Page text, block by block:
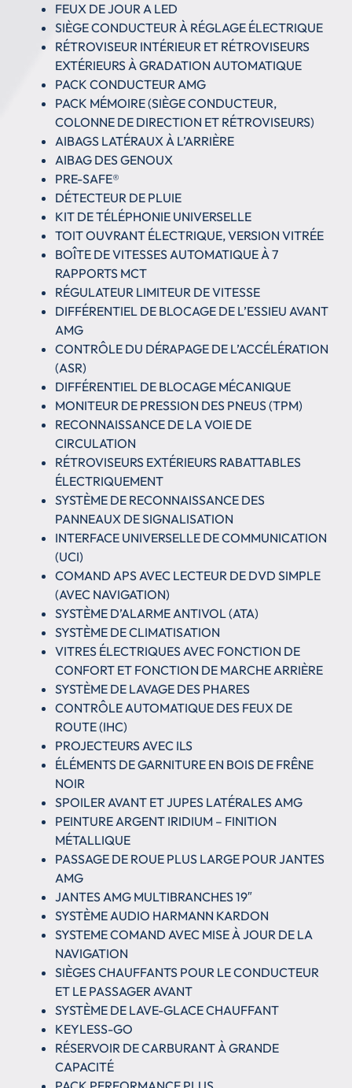
FEUX DE JOUR A LED
SIÈGE CONDUCTEUR À RÉGLAGE ÉLECTRIQUE
RÉTROVISEUR INTÉRIEUR ET RÉTROVISEURS
EXTÉRIEURS À GRADATION AUTOMATIQUE
PACK CONDUCTEUR AMG
PACK MÉMOIRE (SIÈGE CONDUCTEUR,
COLONNE DE DIRECTION ET RÉTROVISEURS)
AIBAGS LATÉRAUX À L’ARRIÈRE
AIBAG DES GENOUX
PRE-SAFE®
DÉTECTEUR DE PLUIE
KIT DE TÉLÉPHONIE UNIVERSELLE
TOIT OUVRANT ÉLECTRIQUE, VERSION VITRÉE
BOÎTE DE VITESSES AUTOMATIQUE À 7
RAPPORTS MCT
RÉGULATEUR LIMITEUR DE VITESSE
DIFFÉRENTIEL DE BLOCAGE DE L’ESSIEU AVANT
AMG
CONTRÔLE DU DÉRAPAGE DE L’ACCÉLÉRATION
(ASR)
DIFFÉRENTIEL DE BLOCAGE MÉCANIQUE
MONITEUR DE PRESSION DES PNEUS (TPM)
RECONNAISSANCE DE LA VOIE DE
CIRCULATION
RÉTROVISEURS EXTÉRIEURS RABATTABLES
ÉLECTRIQUEMENT
SYSTÈME DE RECONNAISSANCE DES
PANNEAUX DE SIGNALISATION
INTERFACE UNIVERSELLE DE COMMUNICATION
(UCI)
COMAND APS AVEC LECTEUR DE DVD SIMPLE
(AVEC NAVIGATION)
SYSTÈME D’ALARME ANTIVOL (ATA)
SYSTÈME DE CLIMATISATION
VITRES ÉLECTRIQUES AVEC FONCTION DE
CONFORT ET FONCTION DE MARCHE ARRIÈRE
SYSTÈME DE LAVAGE DES PHARES
CONTRÔLE AUTOMATIQUE DES FEUX DE
ROUTE (IHC)
PROJECTEURS AVEC ILS
ÉLÉMENTS DE GARNITURE EN BOIS DE FRÊNE
NOIR
SPOILER AVANT ET JUPES LATÉRALES AMG
PEINTURE ARGENT IRIDIUM – FINITION
MÉTALLIQUE
PASSAGE DE ROUE PLUS LARGE POUR JANTES
AMG
JANTES AMG MULTIBRANCHES 19″
SYSTÈME AUDIO HARMANN KARDON
SYSTEME COMAND AVEC MISE À JOUR DE LA
NAVIGATION
SIÈGES CHAUFFANTS POUR LE CONDUCTEUR
ET LE PASSAGER AVANT
SYSTÈME DE LAVE-GLACE CHAUFFANT
KEYLESS-GO
RÉSERVOIR DE CARBURANT À GRANDE
CAPACITÉ